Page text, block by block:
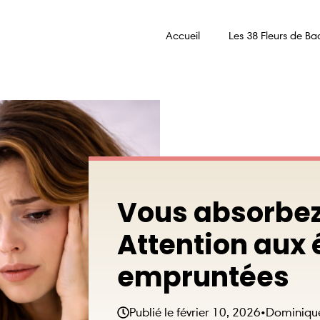
Accueil Les 38 Fleurs de
Vous
Attention aux
empruntées
Publié le février 10, 2026•